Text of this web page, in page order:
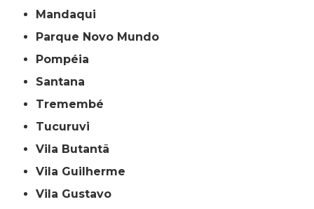
Mandaqui
Parque Novo Mundo
Pompéia
Santana
Tremembé
Tucuruvi
Vila Butantã
Vila Guilherme
Vila Gustavo